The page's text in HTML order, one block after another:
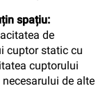
spațiu:
de
cuptor static cu
cuptorului
de alte